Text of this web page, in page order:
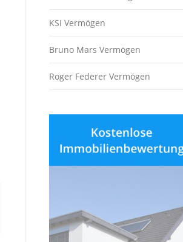
KSI Vermögen
Bruno Mars Vermögen
Roger Federer Vermögen